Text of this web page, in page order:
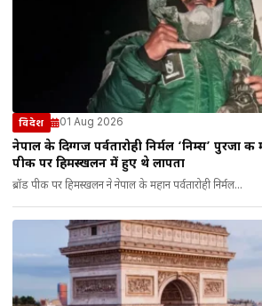
विदेश 01 Aug 2026
नेपाल के दिग्गज पर्वतारोही निर्मल ‘निम्स’ पुरजा की
पीक पर हिमस्खलन में हुए थे लापता
ब्रॉड पीक पर हिमस्खलन ने नेपाल के महान पर्वतारोही निर्मल...